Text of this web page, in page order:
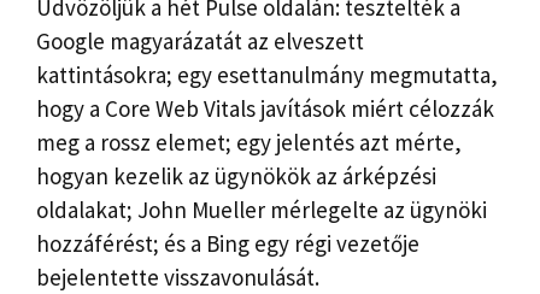
Üdvözöljük a hét Pulse oldalán: tesztelték a
Google magyarázatát az elveszett
kattintásokra; egy esettanulmány megmutatta,
hogy a Core Web Vitals javítások miért célozzák
meg a rossz elemet; egy jelentés azt mérte,
hogyan kezelik az ügynökök az árképzési
oldalakat; John Mueller mérlegelte az ügynöki
hozzáférést; és a Bing egy régi vezetője
bejelentette visszavonulását.